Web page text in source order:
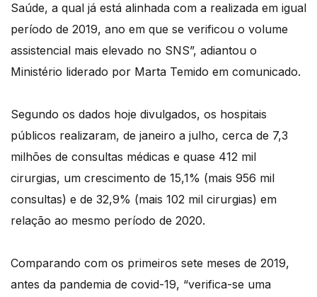
Saúde, a qual já está alinhada com a realizada em igual
período de 2019, ano em que se verificou o volume
assistencial mais elevado no SNS”, adiantou o
Ministério liderado por Marta Temido em comunicado.
Segundo os dados hoje divulgados, os hospitais
públicos realizaram, de janeiro a julho, cerca de 7,3
milhões de consultas médicas e quase 412 mil
cirurgias, um crescimento de 15,1% (mais 956 mil
consultas) e de 32,9% (mais 102 mil cirurgias) em
relação ao mesmo período de 2020.
Comparando com os primeiros sete meses de 2019,
antes da pandemia de covid-19, “verifica-se uma